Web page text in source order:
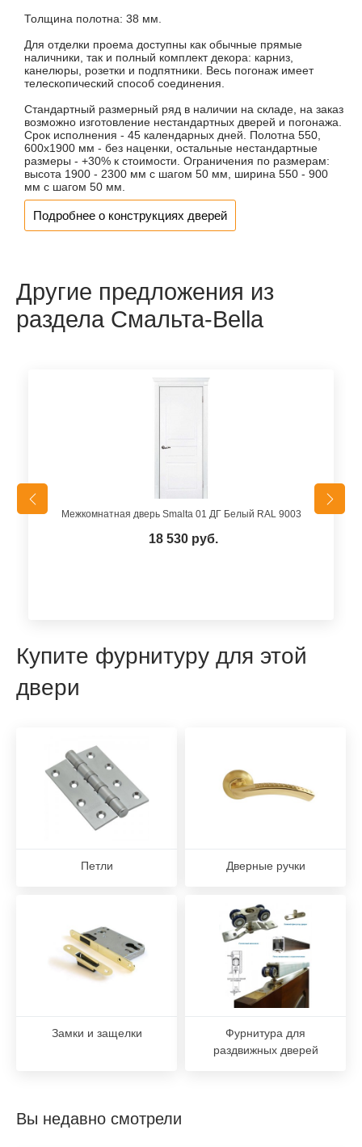
Толщина полотна: 38 мм.
Для отделки проема доступны как обычные прямые
наличники, так и полный комплект декора: карниз,
канелюры, розетки и подпятники. Весь погонаж имеет
телескопический способ соединения.
Стандартный размерный ряд в наличии на складе, на заказ
возможно изготовление нестандартных дверей и погонажа.
Срок исполнения - 45 календарных дней. Полотна 550,
600х1900 мм - без наценки, остальные нестандартные
размеры - +30% к стоимости. Ограничения по размерам:
высота 1900 - 2300 мм с шагом 50 мм, ширина 550 - 900
мм с шагом 50 мм.
Подробнее о конструкциях дверей
Другие предложения из
раздела Смальта-Bella
Межкомнатная дверь Smalta 01 ДГ Белый RAL 9003
18 530 руб.
Купите фурнитуру для этой
двери
Петли Дверные ручки
Замки и защелки
Фурнитура для
раздвижных дверей
Вы недавно смотрели